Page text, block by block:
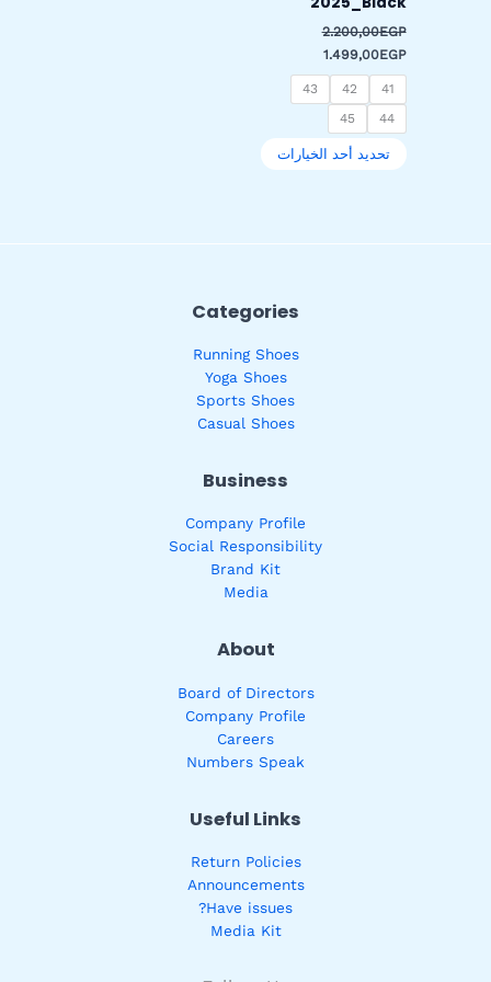
2.200,00EGP
1.499,00EGP
41
42
43
44
45
تحديد أحد الخيارات
Categories
Running Shoes
Yoga Shoes
Sports Shoes
Casual Shoes
Business
Company Profile
Social Responsibility
Brand Kit
Media
About
Board of Directors
Company Profile
Careers
Numbers Speak
Useful Links
Return Policies
Announcements
Have issues?
Media Kit